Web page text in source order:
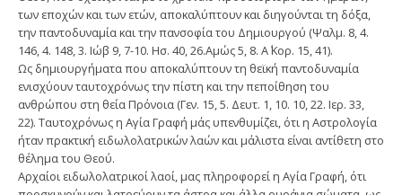
των εποχών και των ετών, αποκαλύπτουν και διηγούνται τη δόξα,
την παντοδυναμία και την πανσοφία του Δημιουργού (Ψαλμ. 8, 4.
146, 4. 148, 3. Ιώβ 9, 7-10. Ησ. 40, 26.Αμώς 5, 8. Α΄ Κορ. 15, 41).
Ως δημιουργήματα που αποκαλύπτουν τη θεϊκή παντοδυναμία
ενισχύουν ταυτοχρόνως την πίστη και την πεποίθηση του
ανθρώπου στη θεία Πρόνοια (Γεν. 15, 5. Δευτ. 1, 10. 10, 22. Ιερ. 33,
22). Ταυτοχρόνως η Αγία Γραφή μάς υπενθυμίζει, ότι η Αστρολογία
ήταν πρακτική ειδωλολατρικών λαών και μάλιστα είναι αντίθετη στο
θέλημα του Θεού.
Αρχαίοι ειδωλολατρικοί λαοί, μας πληροφορεί η Αγία Γραφή, ότι